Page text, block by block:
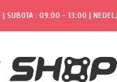
SUBOTA : 09:00 - 13:00 |